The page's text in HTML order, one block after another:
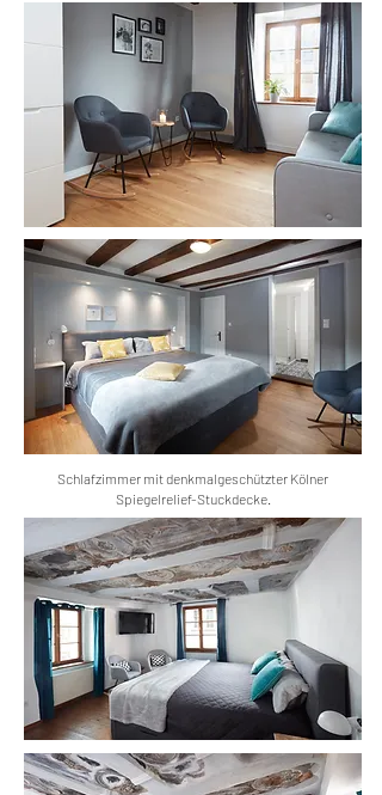
Schlafzimmer mit denkmalgeschützter Kölner
Spiegelrelief-Stuckdecke.